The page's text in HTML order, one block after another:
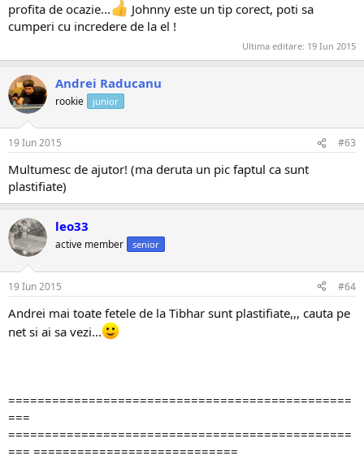
profita de ocazie...
Johnny este un tip corect, poti sa
cumperi cu incredere de la el !
Ultima editare: 19 Iun 2015
Andrei Raducanu
rookie junior
19 Iun 2015 #63
Multumesc de ajutor! (ma deruta un pic faptul ca sunt
plastifiate)
leo33
active member senior
19 Iun 2015 #64
Andrei mai toate fetele de la Tibhar sunt plastifiate,,, cauta pe
net si ai sa vezi...
===============================================
===
===============================================
=== ============================